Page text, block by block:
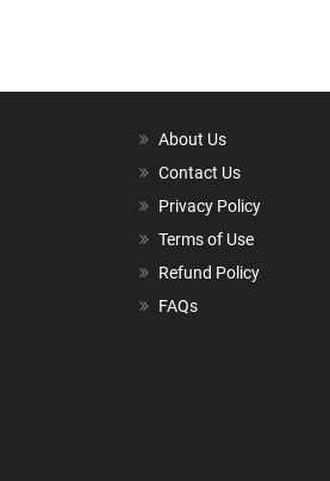
About Us
Contact Us
Privacy Policy
Terms of Use
Refund Policy
FAQs